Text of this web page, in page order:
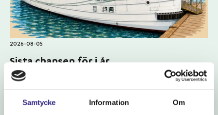
Samtycke Information Om
2026-08-05
Sista chansen för i år
Sommaren går fortare än vad man kan önska och Norra båtlinjen